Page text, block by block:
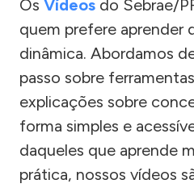
Os Vídeos do Sebrae/
quem prefere aprender
dinâmica. Abordamos
passo sobre
explicações sobre
forma simples e
daqueles que aprende
prática, nossos vídeos